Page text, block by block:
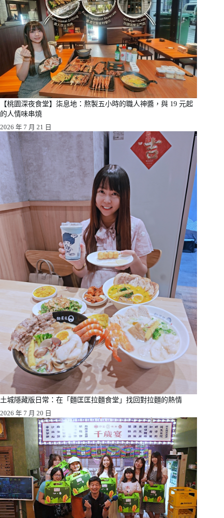
【桃園深夜食堂】柒息地：熬製五小時的職人神醬，與 19 元起
的人情味串燒
2026 年 7 月 21 日
土城隱藏版日常：在「麵匡匡拉麵食堂」找回對拉麵的熱情
2026 年 7 月 20 日